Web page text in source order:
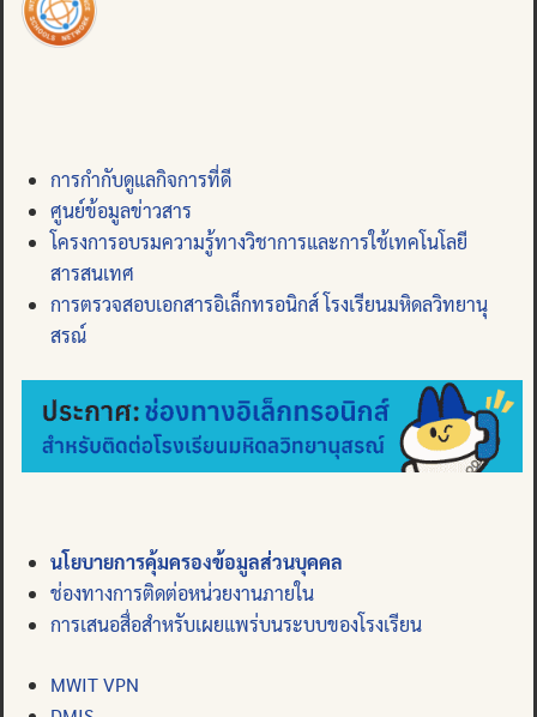
การกำกับดูแลกิจการที่ดี
ศูนย์ข้อมูลข่าวสาร
โครงการอบรมความรู้ทางวิชาการและการใช้เทคโนโลยี
สารสนเทศ
การตรวจสอบเอกสารอิเล็กทรอนิกส์ โรงเรียนมหิดลวิทยานุ
สรณ์
นโยบายการคุ้มครองข้อมูลส่วนบุคคล
ช่องทางการติดต่อหน่วยงานภายใน
การเสนอสื่อสำหรับเผยแพร่บนระบบของโรงเรียน
MWIT VPN